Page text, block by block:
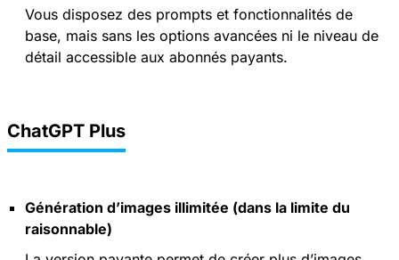
Vous disposez des prompts et fonctionnalités de
base, mais sans les options avancées ni le niveau de
détail accessible aux abonnés payants.
ChatGPT Plus
Génération d’images illimitée (dans la limite du
raisonnable)